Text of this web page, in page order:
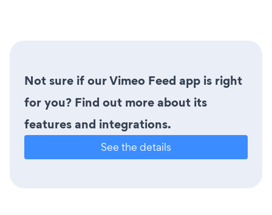
Not sure if our Vimeo Feed app is right
for you? Find out more about its
features and integrations.
See the details